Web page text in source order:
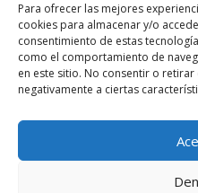
Para ofrecer las mejores
cookies para almacenar y/o
consentimiento de estas
como el comportamiento de
en este sitio. No consentir o
negativamente a ciertas
Lampista